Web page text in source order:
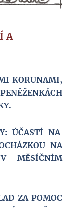
A
KORUNAMI,
ÚČASTÍ NA
NA
MĚSÍČNÍM
ZA POMOC